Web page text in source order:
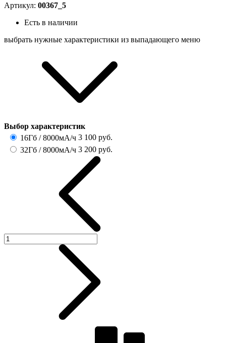
Артикул: 00367_5
Есть в наличии
выбрать нужные характеристики из выпадающего меню
Выбор характеристик
16Гб / 8000мА/ч 3 100 руб.
32Гб / 8000мА/ч 3 200 руб.